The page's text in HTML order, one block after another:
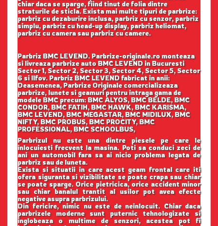
chiar daca se sparge, fiind tinut de folia dintre
straturile de sticla. Exista mai multe tipuri de parbrize:
parbriz cu dezaburire inclusa, parbriz cu senzor, parbriz
simplu, parbriz cu head-up display, parbriz heliomat,
parbriz cu camera sau parbriz cu camere.
Parbriz BMC LEVEND. Parbrize-originale.ro monteaza
si livreaza parbrize auto BMC LEVEND in Bucuresti
Sector 1, Sector 2, Sector 3, Sector 4, Sector 5, Sector
6 si Ilfov. Parbriz BMC LEVEND fabricat in anii:
Deasemenea, Parbrize Originale comercializeaza
parbrize, lunete si geamuri pentru intraga gama de
modele BMC precum: BMC ALYOS, BMC BELDE, BMC
CONDOR, BMC FATIH, BMC HAWK, BMC KARISMA,
BMC LEVEND, BMC MEGASTAR, BMC MIDILUX, BMC
NIFTY, BMC PROBUS, BMC PROCITY, BMC
PROFESSIONAL, BMC SCHOOLBUS,
Parbrizul nu este una dintre piesele pe care le
inlocuiesti frecvent la masina. Poti sa conduci zeci de
ani un automobil fara sa ai nicio problema legata de
parbriz sau de luneta.
Exista si situatii in care acest geam frontal care iti
ofera siguranta si vizibilitate se poate crapa sau chiar
se poate sparge. Orice pietricica, orice accident minor
sau chiar banalul trantit al usilor pot avea efecte
negative asupra parbrizului.
Din fericire, nimic nu este de neinlocuit. Chiar daca
parbrizele moderne sunt puternic tehnologizate si
inglobeaza o multime de senzori, acestea pot fi